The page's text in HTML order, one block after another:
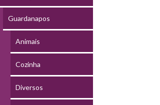
Guardanapos
Animais
Cozinha
Diversos